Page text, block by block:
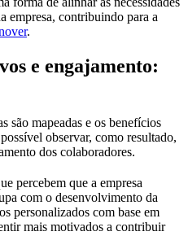
empresa, contribuindo para a
.
e engajamento:
são mapeadas e os benefícios
observar, como resultado,
dos colaboradores.
percebem que a empresa
com o desenvolvimento da
personalizados com base em
mais motivados a contribuir